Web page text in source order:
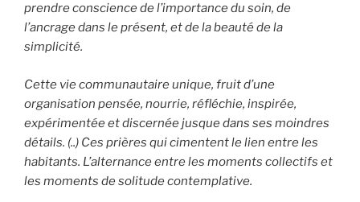
prendre conscience de l’importance du soin, de
l’ancrage dans le présent, et de la beauté de la
simplicité.
Cette vie communautaire unique, fruit d’une
organisation pensée, nourrie, réfléchie, inspirée,
expérimentée et discernée jusque dans ses moindres
détails. (..) Ces prières qui cimentent le lien entre les
habitants. L’alternance entre les moments collectifs et
les moments de solitude contemplative.